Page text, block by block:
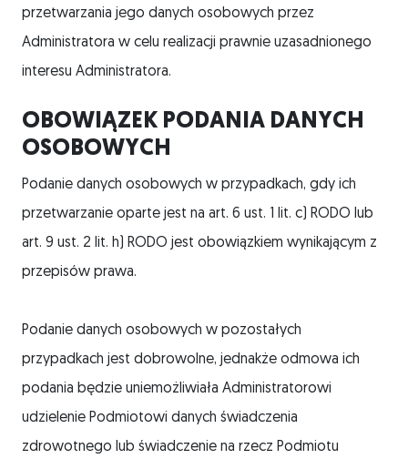
przetwarzania jego danych osobowych przez
Administratora w celu realizacji prawnie uzasadnionego
interesu Administratora.
OBOWIĄZEK PODANIA DANYCH
OSOBOWYCH
Podanie danych osobowych w przypadkach, gdy ich
przetwarzanie oparte jest na art. 6 ust. 1 lit. c) RODO lub
art. 9 ust. 2 lit. h) RODO jest obowiązkiem wynikającym z
przepisów prawa.
Podanie danych osobowych w pozostałych
przypadkach jest dobrowolne, jednakże odmowa ich
podania będzie uniemożliwiała Administratorowi
udzielenie Podmiotowi danych świadczenia
zdrowotnego lub świadczenie na rzecz Podmiotu